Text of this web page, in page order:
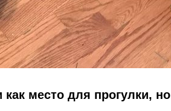
место для прогулки, но